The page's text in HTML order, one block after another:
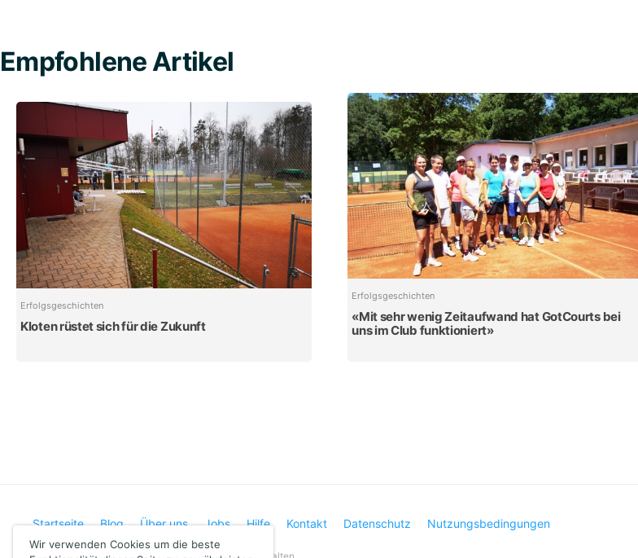
Empfohlene Artikel
Erfolgsgeschichten
Kloten rüstet sich für die Zukunft
Erfolgsgeschichten
«Mit sehr wenig Zeitaufwand hat GotCourts bei
uns im Club funktioniert»
Startseite Blog Über uns Jobs Hilfe Kontakt Datenschutz Nutzungsbedingungen
Wir verwenden Cookies um die beste